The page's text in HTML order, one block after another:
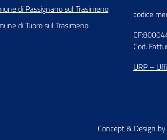
di Passignano sul Trasimeno
di Tuoro sul Trasimeno
codice
Cod.
URP –
Concept & Design